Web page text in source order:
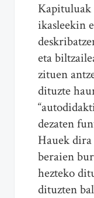
Kapituluak
ikasleekin
eta
zituen
dituzte
dezaten
Hauek
beraien
hezteko
dituzten